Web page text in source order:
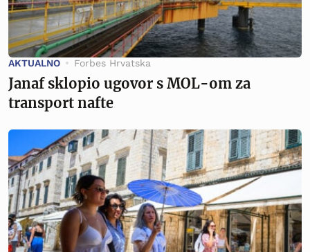
AKTUALNO Forbes Hrvatska
Janaf sklopio ugovor s MOL-om za
transport nafte